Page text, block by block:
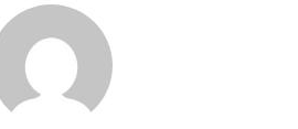
de Mandaguaçu há pelo menos
de um ex-secretário municipal, de
com outras pessoas físicas e
contratos licitatórios vencidos